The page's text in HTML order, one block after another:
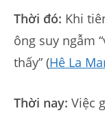
Thời đó: Khi
ông suy ngẫm
thấy” (Hê La
Thời nay: Việc